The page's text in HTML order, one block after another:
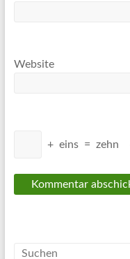
Website
+ eins = zehn